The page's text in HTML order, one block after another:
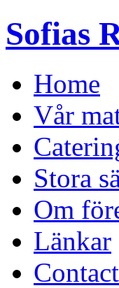
Sofias
Home
Vår
Stora
Om
Länkar
Contact